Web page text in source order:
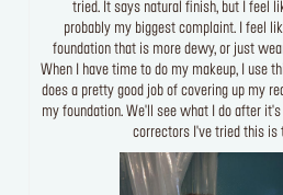
tried. It says natural finish, but I feel
probably my biggest complaint. I feel
foundation that is more dewy, or just
When I have time to do my makeup, I use
does a pretty good job of covering up my
my foundation. We'll see what I do after
correctors I've tried this is